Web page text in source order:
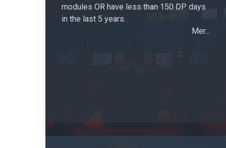
modules OR have less than 150 DP days
in the last 5 years.
Mer...